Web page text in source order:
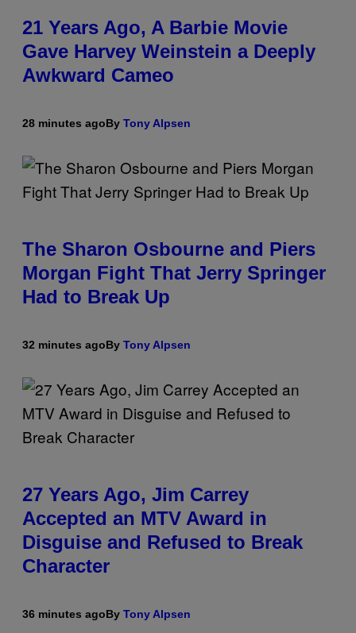
21 Years Ago, A Barbie Movie
Gave Harvey Weinstein a Deeply
Awkward Cameo
28 minutes agoBy Tony Alpsen
The Sharon Osbourne and Piers
Morgan Fight That Jerry Springer
Had to Break Up
32 minutes agoBy Tony Alpsen
27 Years Ago, Jim Carrey
Accepted an MTV Award in
Disguise and Refused to Break
Character
36 minutes agoBy Tony Alpsen